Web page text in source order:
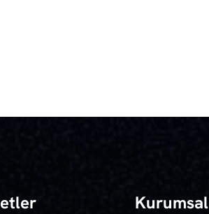
Kurumsal